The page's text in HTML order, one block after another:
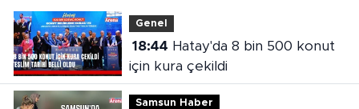
Genel
18:44
için kura çekildi
Samsun Haber